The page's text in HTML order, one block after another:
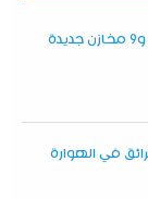
“صابة” قياسية في إنتاج الحبوب و9 مخازن جديدة
في الهوارة